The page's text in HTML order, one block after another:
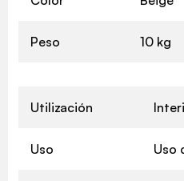
Peso 10 kg
Utilización
Uso Uso